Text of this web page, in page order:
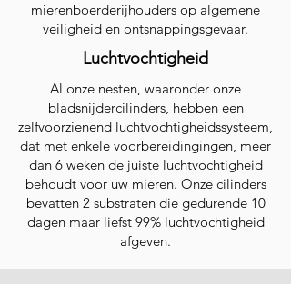
mierenboerderijhouders op algemene
veiligheid en ontsnappingsgevaar.
Luchtvochtigheid
Al onze nesten, waaronder onze
bladsnijdercilinders, hebben een
zelfvoorzienend luchtvochtigheidssysteem,
dat met enkele voorbereidingingen, meer
dan 6 weken de juiste luchtvochtigheid
behoudt voor uw mieren. Onze cilinders
bevatten 2 substraten die gedurende 10
dagen maar liefst 99% luchtvochtigheid
afgeven.